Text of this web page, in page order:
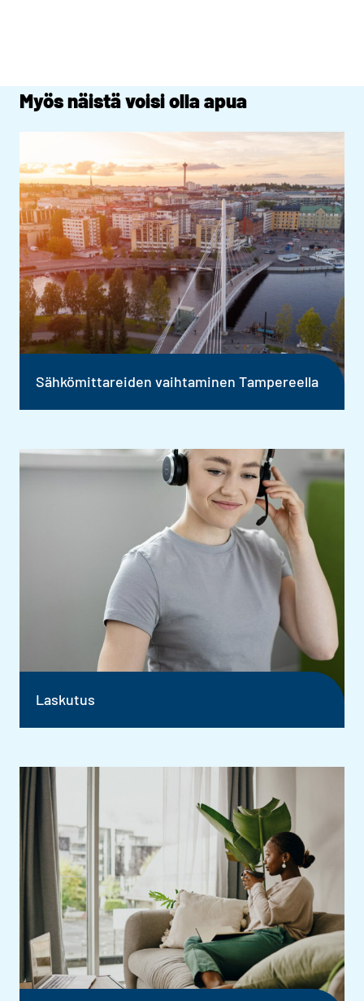
Myös näistä voisi olla apua
Sähkömittareiden vaihtaminen Tampereella
Laskutus